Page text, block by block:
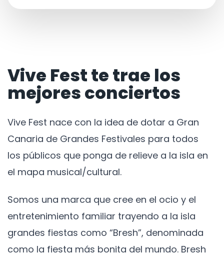
Vive Fest te trae los
mejores conciertos
Vive Fest nace con la idea de dotar a Gran
Canaria de Grandes Festivales para todos
los públicos que ponga de relieve a la isla en
el mapa musical/cultural.
Somos una marca que cree en el ocio y el
entretenimiento familiar trayendo a la isla
grandes fiestas como “Bresh”, denominada
como la fiesta más bonita del mundo. Bresh